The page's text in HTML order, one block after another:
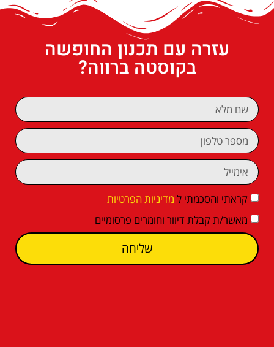
עזרה עם תכנון החופשה
בקוסטה ברווה?
קראתי והסכמתי ל מדיניות הפרטיות
מאשר/ת קבלת דיוור וחומרים פרסומיים
שליחה